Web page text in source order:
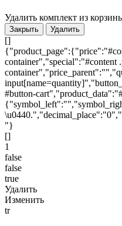
Удалить комплект из
Закрыть Удалить
[]
container","special":"#content
#button-
"}
[]
1
false
false
true
Удалить
Изменить
tr